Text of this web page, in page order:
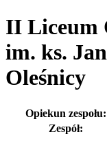
II Liceum
im. ks.
Oleśnicy
Opiekun zespołu:
Zespół: